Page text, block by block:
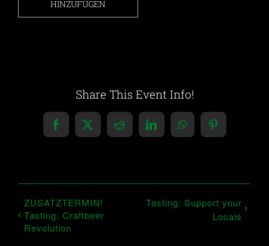
HINZUFÜGEN
Share This Event Info!
Facebook
X RedditLinkedInWhatsAppPinterest
ZUSATZTERMIN!
Tasting: Craftbeer
Revolution
Tasting: Support your
Locals